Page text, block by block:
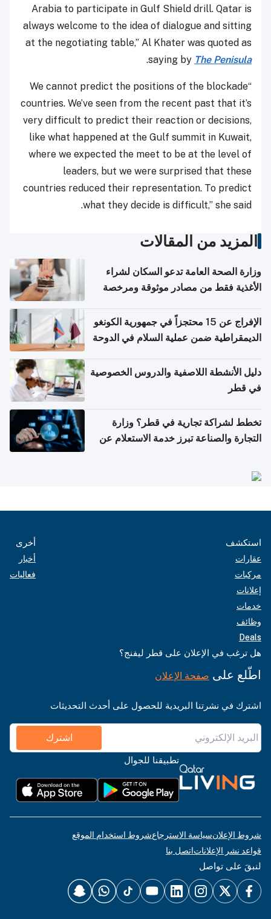
Arabia to participate in Gulf Shield drill. Qatar is
always welcome to the idea of dialogue and sitting
at the negotiating table,” Al Khater was quoted as
saying by The Penisula
.
“We cannot predict the positions of the blockade
countries. We’ve seen from the recent past that it’s
very difficult to predict their reaction or decisions,
like what happened at the Gulf summit in Kuwait,
where we expected the meet to be at the level of
leaders, but we were surprised that these
countries reduced their representation. To predict
what they decide is difficult,” she said.
المزيد من المقالات
وزارة الصحة العامة تدعو السكان لشراء
الأغذية فقط من مصادر موثوقة ومرخصة
الإفراج عن 15 محتجزاً في جمهورية الكونغو
الديمقراطية ضمن عملية السلام في الدوحة
دليل الأنشطة اللاصفية والدروس الخصوصية
في قطر
تخطط لشراكة تجارية في قطر؟ وزارة
التجارة والصناعة تبرز خدمة الاستعلام عن
استكشف
عقارات
مركبات
إعلانات
خدمات
وظائف
Deals
أخرى
أخبار
فعاليات
هل ترغب في الإعلان على قطر ليفنج؟
اطّلع على صفحة الإعلان
اشترك في نشرتنا البريدية للحصول على أحدث التحديثات
اشترك
تطبيقنا للجوال
شروط الإعلانسياسة الاسترجاعشروط استخدام الموقع
قواعد نشر الإعلاناتاتصل بنا
لنبقَ على تواصل